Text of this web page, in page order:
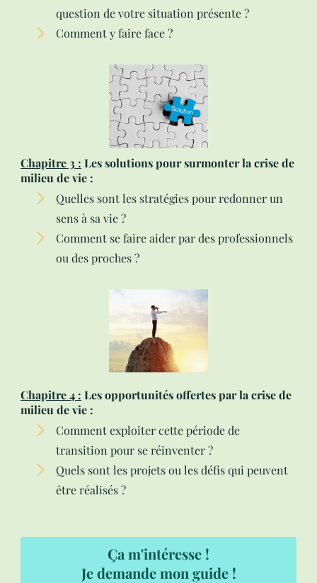
question de votre situation présente ?
Comment y faire face ?
Chapitre 3 : Les solutions pour surmonter la crise de
milieu de vie :
Quelles sont les stratégies pour redonner un
sens à sa vie ?
Comment se faire aider par des professionnels
ou des proches ?
Chapitre 4 : Les opportunités offertes par la crise de
milieu de vie :
Comment exploiter cette période de
transition pour se réinventer ?
Quels sont les projets ou les défis qui peuvent
être réalisés ?
Ça m'intéresse !
Je demande mon guide !